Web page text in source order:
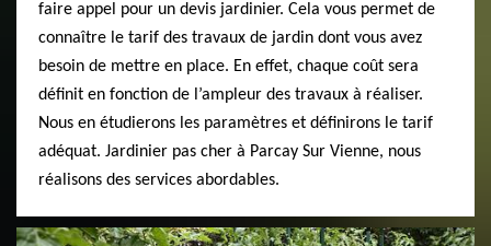
faire appel pour un devis jardinier. Cela vous permet de
connaître le tarif des travaux de jardin dont vous avez
besoin de mettre en place. En effet, chaque coût sera
définit en fonction de l’ampleur des travaux à réaliser.
Nous en étudierons les paramètres et définirons le tarif
adéquat. Jardinier pas cher à Parcay Sur Vienne, nous
réalisons des services abordables.